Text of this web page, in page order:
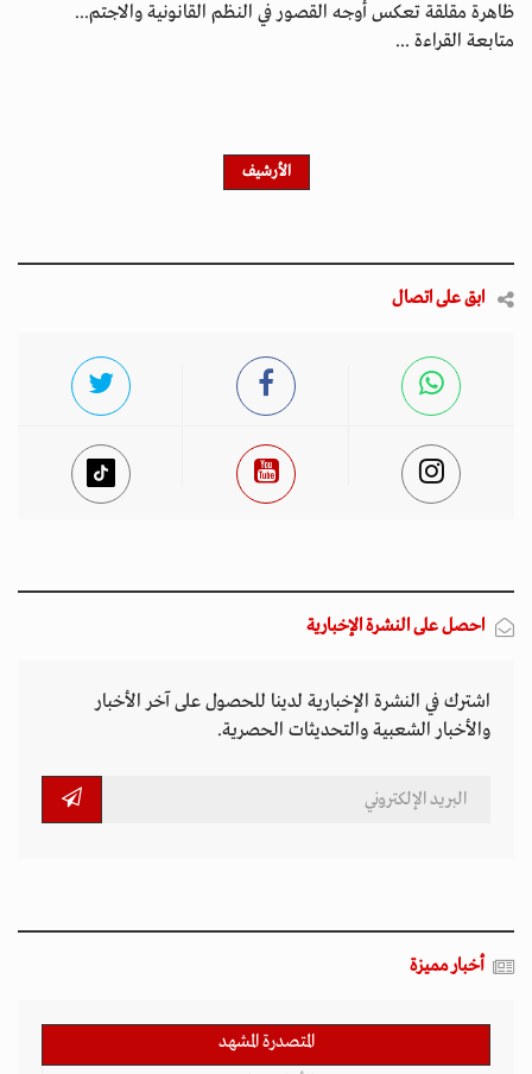
ظاهرة مقلقة تعكس أوجه القصور في النظم القانونية والاجتم...
متابعة القراءة ...
الأرشيف
ابق على اتصال
احصل على النشرة الإخبارية
اشترك في النشرة الإخبارية لدينا للحصول على آخر الأخبار
والأخبار الشعبية والتحديثات الحصرية.
أخبار مميزة
المتصدرة المشهد